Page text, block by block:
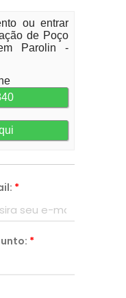
ou entrar
de Poço
Parolin -
*
*